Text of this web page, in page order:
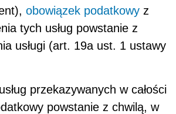
obowiązek podatkowy z
tych usług powstanie z
usługi (art. 19a ust. 1 ustawy
przekazywanych w całości
powstanie z chwilą, w